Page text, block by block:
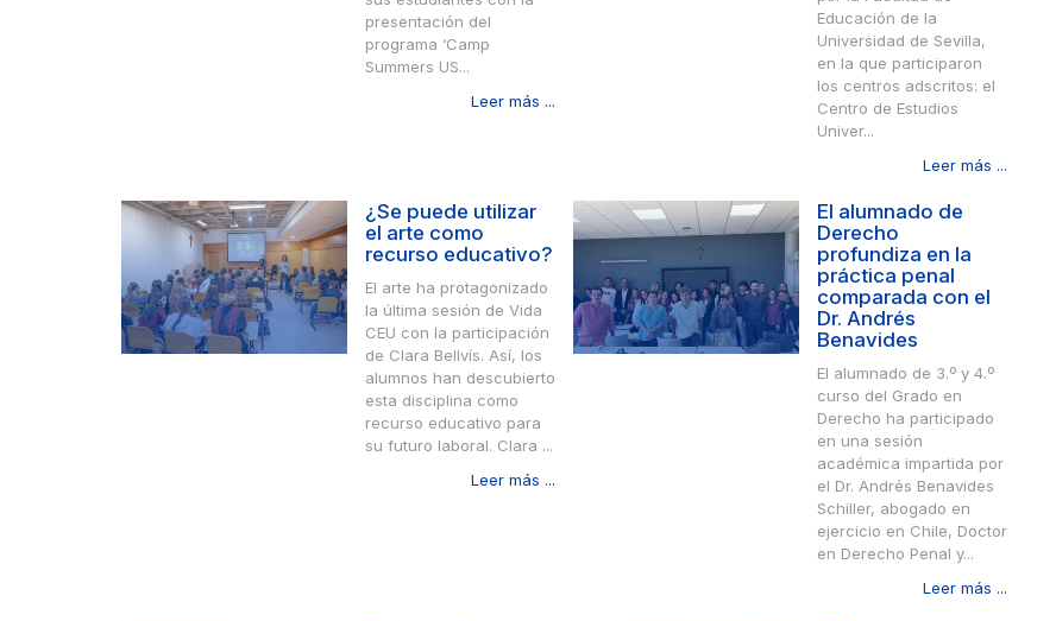
presentación del
programa ‘Camp
Summers US...
Leer más ...
Educación de la
Universidad de Sevilla,
en la que participaron
los centros adscritos: el
Centro de Estudios
Univer...
Leer más ...
¿Se puede utilizar
el arte como
recurso educativo?
El arte ha protagonizado
la última sesión de Vida
CEU con la participación
de Clara Bellvís. Así, los
alumnos han descubierto
esta disciplina como
recurso educativo para
su futuro laboral. Clara ...
Leer más ...
El alumnado de
Derecho
profundiza en la
práctica penal
comparada con el
Dr. Andrés
Benavides
El alumnado de 3.º y 4.º
curso del Grado en
Derecho ha participado
en una sesión
académica impartida por
el Dr. Andrés Benavides
Schiller, abogado en
ejercicio en Chile, Doctor
en Derecho Penal y...
Leer más ...